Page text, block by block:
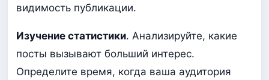
видимость публикации.
Изучение статистики. Анализируйте, какие
посты вызывают больший интерес.
Определите время, когда ваша аудитория